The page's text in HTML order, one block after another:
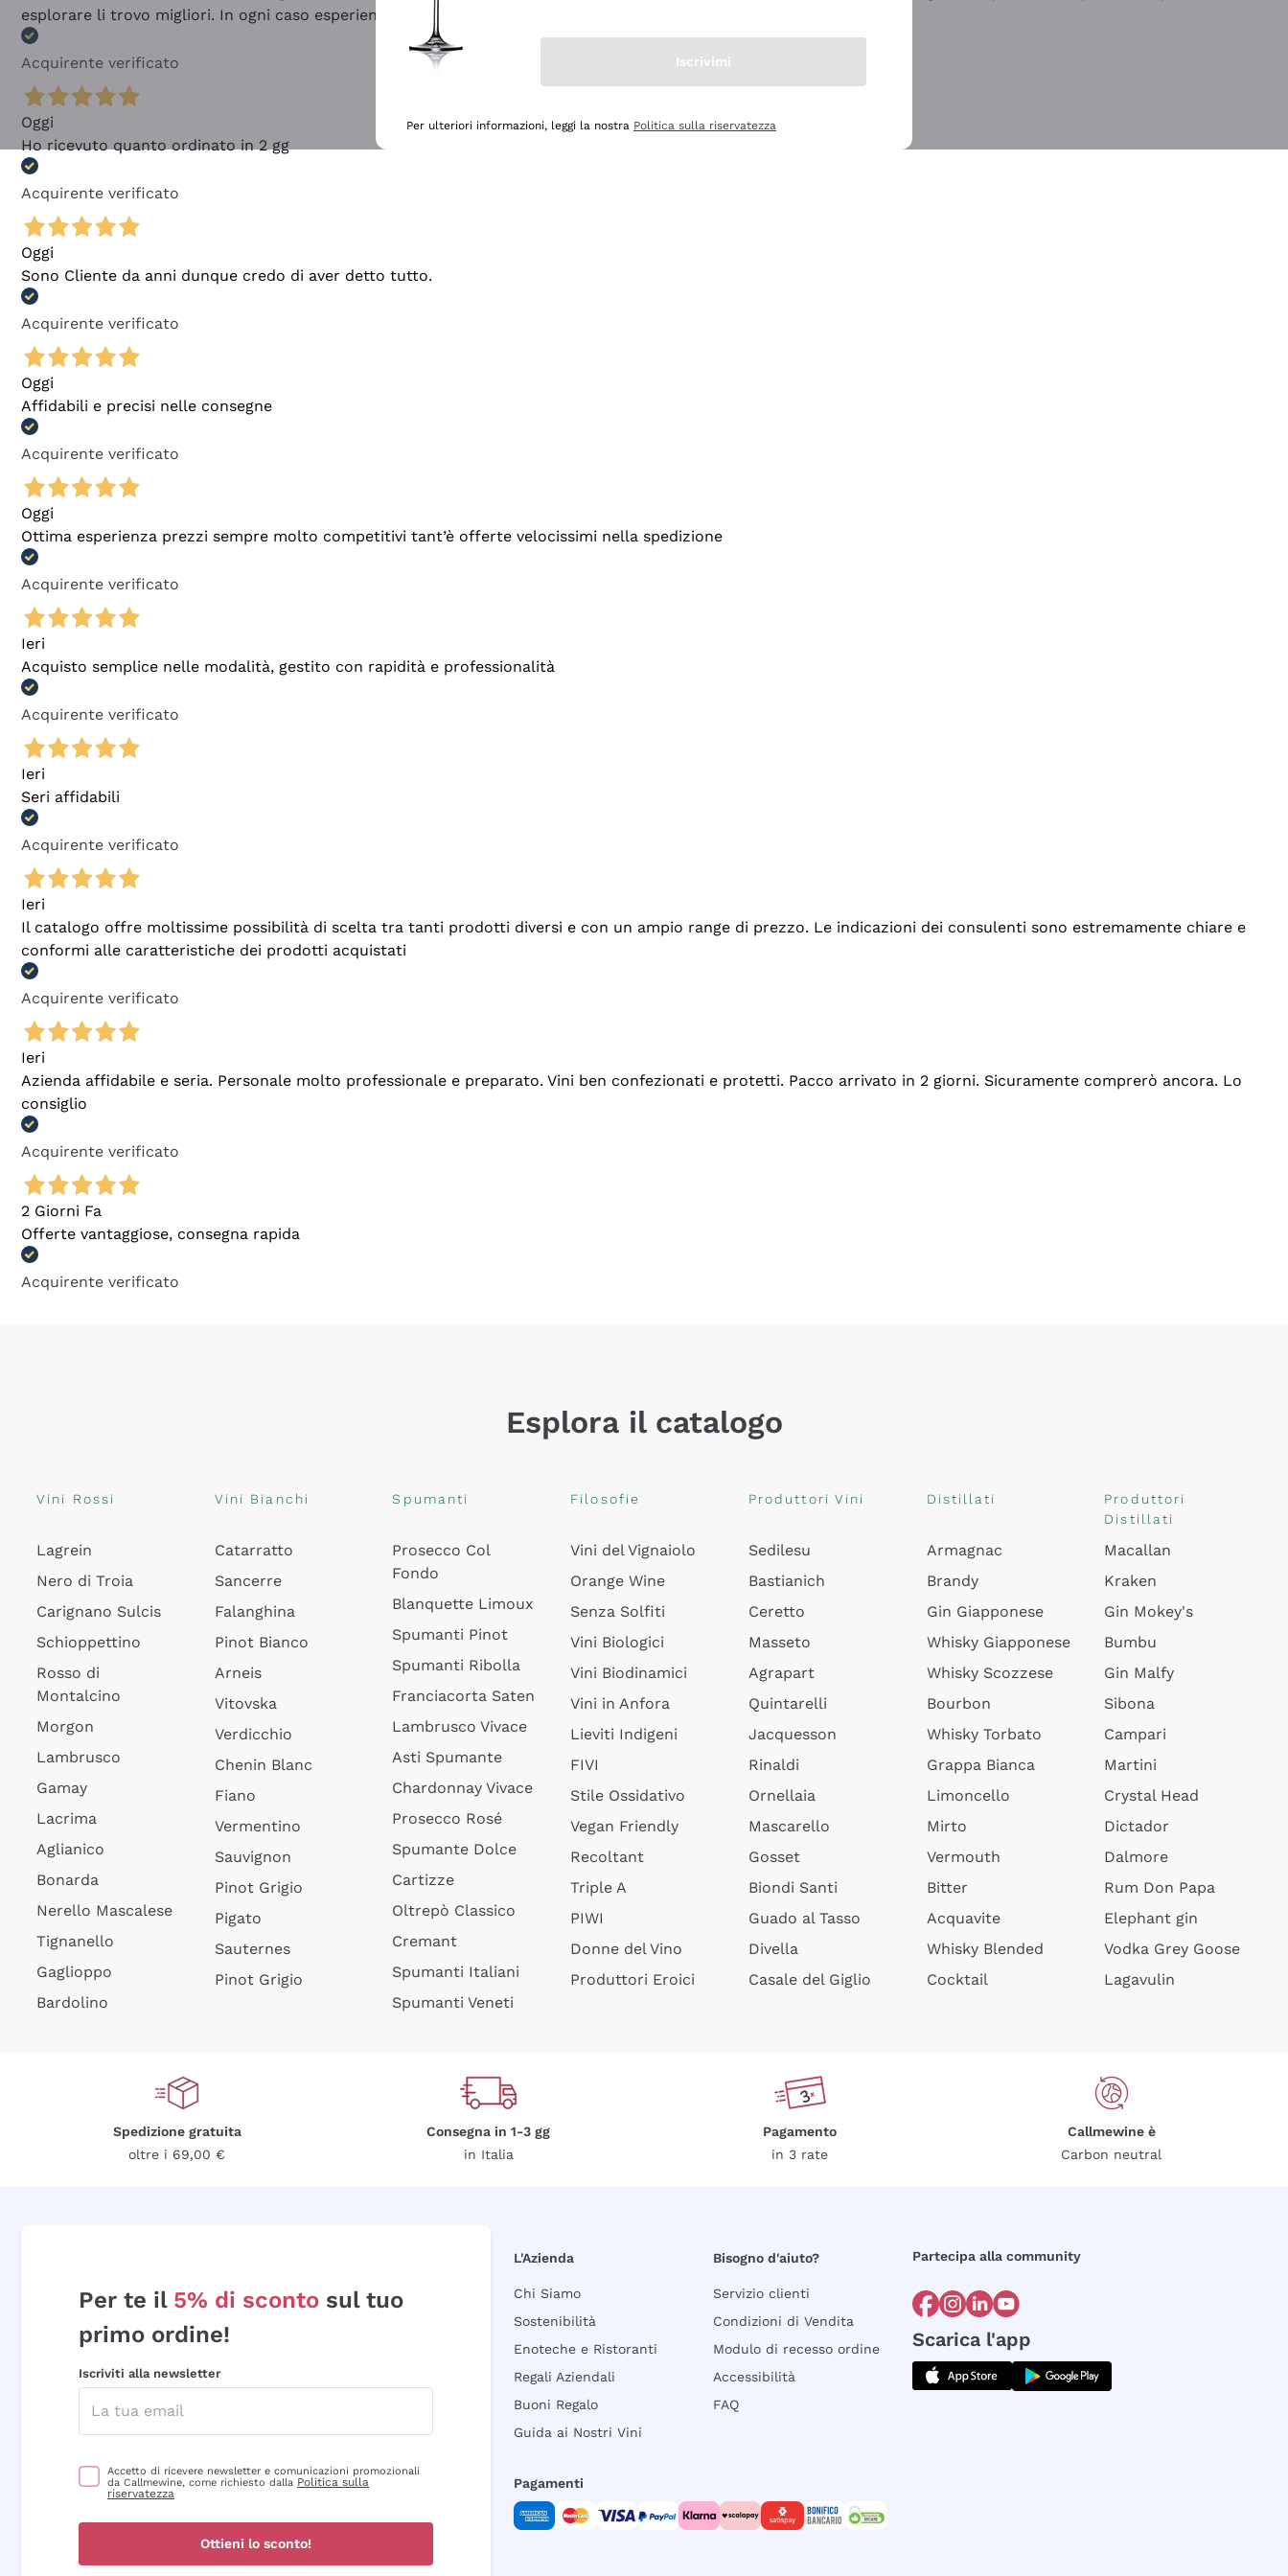
esplorare li trovo migliori. In ogni caso esperienza buona e lo consiglio! 👍
Acquirente verificato
Oggi
Ho ricevuto quanto ordinato in 2 gg
Acquirente verificato
Oggi
Sono Cliente da anni dunque credo di aver detto tutto.
Acquirente verificato
Oggi
Affidabili e precisi nelle consegne
Acquirente verificato
Oggi
Ottima esperienza prezzi sempre molto competitivi tant’è offerte velocissimi nella spedizione
Acquirente verificato
Ieri
Acquisto semplice nelle modalità, gestito con rapidità e professionalità
Acquirente verificato
Ieri
Seri affidabili
Acquirente verificato
Ieri
Il catalogo offre moltissime possibilità di scelta tra tanti prodotti diversi e con un ampio range di prezzo. Le indicazioni dei consulenti sono estremamente chiare e
conformi alle caratteristiche dei prodotti acquistati
Acquirente verificato
Ieri
Azienda affidabile e seria. Personale molto professionale e preparato. Vini ben confezionati e protetti. Pacco arrivato in 2 giorni. Sicuramente comprerò ancora. Lo
consiglio
Acquirente verificato
2 Giorni Fa
Offerte vantaggiose, consegna rapida
Acquirente verificato
Esplora il catalogo
Vini Rossi
Lagrein
Nero di Troia
Carignano Sulcis
Schioppettino
Rosso di
Montalcino
Morgon
Lambrusco
Gamay
Lacrima
Aglianico
Bonarda
Nerello Mascalese
Tignanello
Gaglioppo
Bardolino
Vini Bianchi
Catarratto
Sancerre
Falanghina
Pinot Bianco
Arneis
Vitovska
Verdicchio
Chenin Blanc
Fiano
Vermentino
Sauvignon
Pinot Grigio
Pigato
Sauternes
Pinot Grigio
Spumanti
Prosecco Col
Fondo
Blanquette Limoux
Spumanti Pinot
Spumanti Ribolla
Franciacorta Saten
Lambrusco Vivace
Asti Spumante
Chardonnay Vivace
Prosecco Rosé
Spumante Dolce
Cartizze
Oltrepò Classico
Cremant
Spumanti Italiani
Spumanti Veneti
Filosofie
Vini del Vignaiolo
Orange Wine
Senza Solfiti
Vini Biologici
Vini Biodinamici
Vini in Anfora
Lieviti Indigeni
FIVI
Stile Ossidativo
Vegan Friendly
Recoltant
Triple A
PIWI
Donne del Vino
Produttori Eroici
Produttori Vini
Sedilesu
Bastianich
Ceretto
Masseto
Agrapart
Quintarelli
Jacquesson
Rinaldi
Ornellaia
Mascarello
Gosset
Biondi Santi
Guado al Tasso
Divella
Casale del Giglio
Distillati
Armagnac
Brandy
Gin Giapponese
Whisky Giapponese
Whisky Scozzese
Bourbon
Whisky Torbato
Grappa Bianca
Limoncello
Mirto
Vermouth
Bitter
Acquavite
Whisky Blended
Cocktail
Produttori
Distillati
Macallan
Kraken
Gin Mokey's
Bumbu
Gin Malfy
Sibona
Campari
Martini
Crystal Head
Dictador
Dalmore
Rum Don Papa
Elephant gin
Vodka Grey Goose
Lagavulin
Spedizione gratuita
oltre i 69,00 €
Consegna in 1-3 gg
in Italia
Pagamento
in 3 rate
Callmewine è
Carbon neutral
Per te il 5% di sconto sul tuo
primo ordine!
Iscriviti alla newsletter
Accetto di ricevere newsletter e comunicazioni promozionali
da Callmewine, come richiesto dalla Politica sulla
riservatezza
Ottieni lo sconto!
L'Azienda
Chi Siamo
Sostenibilità
Enoteche e Ristoranti
Regali Aziendali
Buoni Regalo
Guida ai Nostri Vini
Bisogno d'aiuto?
Servizio clienti
Condizioni di Vendita
Modulo di recesso ordine
Accessibilità
FAQ
Partecipa alla community
Scarica l'app
Pagamenti
Iscrivimi
Per ulteriori informazioni, leggi la nostra Politica sulla riservatezza